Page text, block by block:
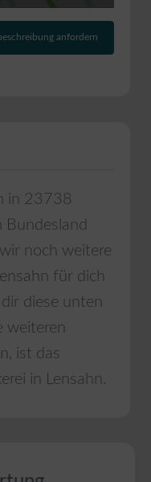
anfordern
in 23738
Bundesland
noch weitere
Lensahn für dich
diese unten
weiteren
ist das
in
Lensahn .